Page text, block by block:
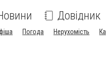
Довідник
Погода Нерухомість